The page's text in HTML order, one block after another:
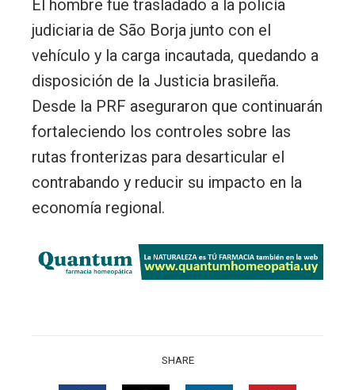
El hombre fue trasladado a la policía
judiciaria de São Borja junto con el
vehículo y la carga incautada, quedando a
disposición de la Justicia brasileña.
Desde la PRF aseguraron que continuarán
fortaleciendo los controles sobre las
rutas fronterizas para desarticular el
contrabando y reducir su impacto en la
economía regional.
SHARE